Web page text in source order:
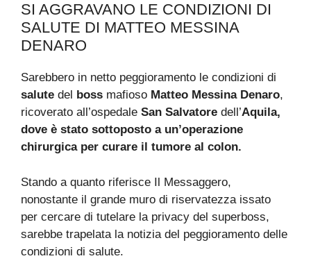
SI AGGRAVANO LE CONDIZIONI DI
SALUTE DI MATTEO MESSINA
DENARO
Sarebbero in netto peggioramento le condizioni di
salute del boss mafioso Matteo Messina Denaro,
ricoverato all’ospedale San Salvatore dell’Aquila,
dove è stato sottoposto a un’operazione
chirurgica per curare il tumore al colon.
Stando a quanto riferisce Il Messaggero,
nonostante il grande muro di riservatezza issato
per cercare di tutelare la privacy del superboss,
sarebbe trapelata la notizia del peggioramento delle
condizioni di salute.